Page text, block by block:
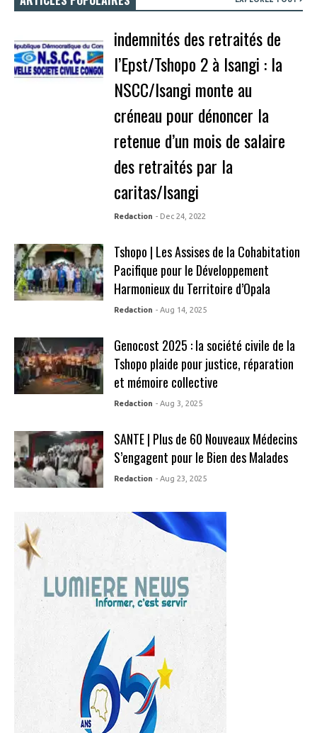
indemnités des retraités de
l’Epst/Tshopo 2 à Isangi : la
NSCC/Isangi monte au
créneau pour dénoncer la
retenue d’un mois de salaire
des retraités par la
caritas/Isangi
Redaction - Dec 24, 2022
Tshopo | Les Assises de la Cohabitation
Pacifique pour le Développement
Harmonieux du Territoire d’Opala
Redaction - Aug 14, 2025
Genocost 2025 : la société civile de la
Tshopo plaide pour justice, réparation
et mémoire collective
Redaction - Aug 3, 2025
SANTE | Plus de 60 Nouveaux Médecins
S’engagent pour le Bien des Malades
Redaction - Aug 23, 2025